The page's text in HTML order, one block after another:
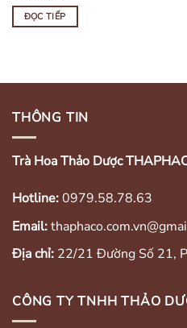
ĐỌC TIẾP
THÔNG TIN
Trà Hoa Thảo Dược
Hotline:0979.58.78.63
Email:
Địa chỉ: 22/21 Đường Số 21,
CÔNG TY TNHH THẢO